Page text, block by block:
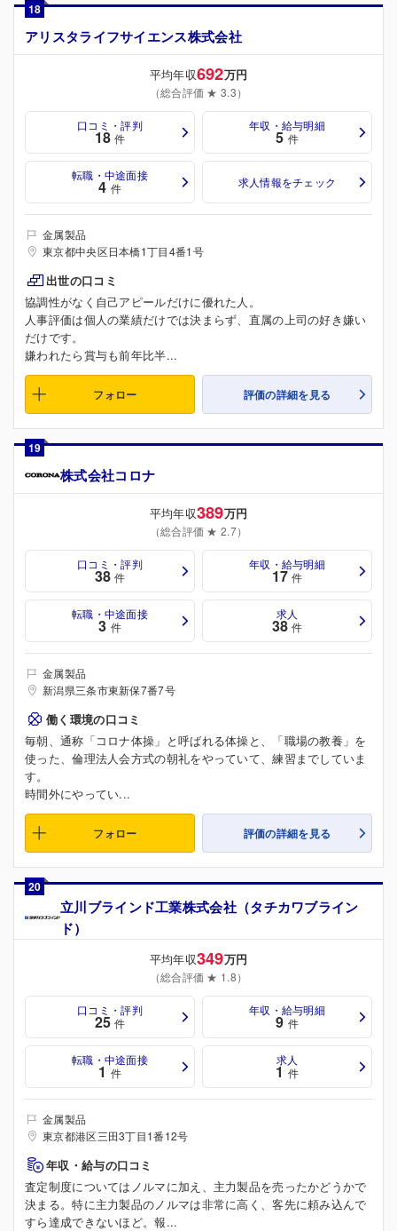
18
アリスタライフサイエンス株式会社
平均年収692万円
（総合評価 ★ 3.3）
口コミ・評判
18 件
年収・給与明細
5 件
転職・中途面接
4 件 求人情報をチェック
金属製品
東京都中央区日本橋1丁目4番1号
出世の口コミ
協調性がなく自己アピールだけに優れた人。
人事評価は個人の業績だけでは決まらず、直属の上司の好き嫌い
だけです。
嫌われたら賞与も前年比半...
フォロー 評価の詳細を見る
19
株式会社コロナ
平均年収389万円
（総合評価 ★ 2.7）
口コミ・評判
38 件
年収・給与明細
17 件
転職・中途面接
3 件
求人
38 件
金属製品
新潟県三条市東新保7番7号
働く環境の口コミ
毎朝、通称「コロナ体操」と呼ばれる体操と、「職場の教養」を
使った、倫理法人会方式の朝礼をやっていて、練習までしていま
す。
時間外にやってい...
フォロー 評価の詳細を見る
20
立川ブラインド工業株式会社（タチカワブライン
ド）
平均年収349万円
（総合評価 ★ 1.8）
口コミ・評判
25 件
年収・給与明細
9 件
転職・中途面接
1 件
求人
1 件
金属製品
東京都港区三田3丁目1番12号
年収・給与の口コミ
査定制度についてはノルマに加え、主力製品を売ったかどうかで
決まる。特に主力製品のノルマは非常に高く、客先に頼み込んで
すら達成できないほど。報...